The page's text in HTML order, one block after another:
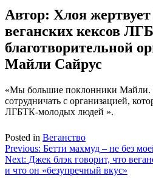
Автор: Хлоя
веганских кексов
благотворительной
Майли Сайрус
«Мы большие поклонники Майли.
сотрудничать с организацией,
ЛГБТК-молодых людей ».
Posted in Веганство
Навигация
по
Previous: Бетти махмуд – не без
Next: Джек блэк говорит, что
и что он «безупречный вкус»